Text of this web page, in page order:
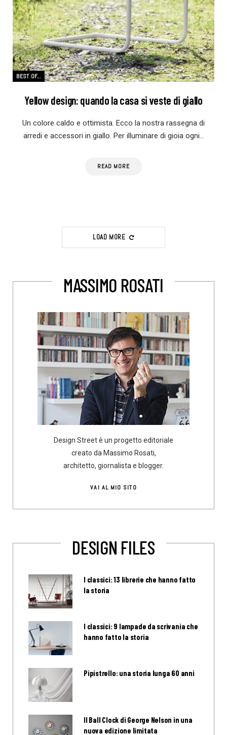
BEST OF...
Yellow design: quando la casa si veste di giallo
Un colore caldo e ottimista. Ecco la nostra rassegna di
arredi e accessori in giallo. Per illuminare di gioia ogni…
READ MORE
LOAD MORE
MASSIMO ROSATI
Design Street è un progetto editoriale
creato da Massimo Rosati,
architetto, giornalista e blogger.
VAI AL MIO SITO
DESIGN FILES
I classici: 13 librerie che hanno fatto
la storia
I classici: 9 lampade da scrivania che
hanno fatto la storia
Pipistrello: una storia lunga 60 anni
Il Ball Clock di George Nelson in una
nuova edizione limitata